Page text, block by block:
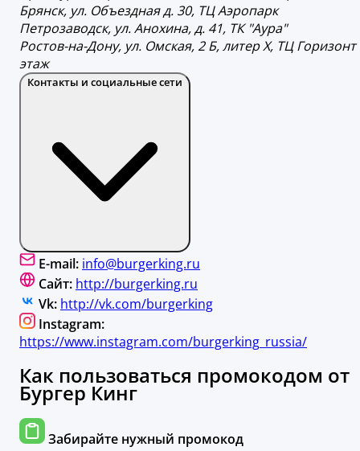
Брянск, ул. Объездная д. 30, ТЦ Аэропарк
Петрозаводск, ул. Анохина, д. 41, ТК "Аура"
Ростов-на-Дону, ул. Омская, 2 Б, литер Х, ТЦ Горизонт
этаж
Контакты и социальные сети
E-mail: info@burgerking.ru
Сайт: http://burgerking.ru
Vk: http://vk.com/burgerking
Instagram:
https://www.instagram.com/burgerking_russia/
Как пользоваться промокодом от
Бургер Кинг
Забирайте нужный промокод